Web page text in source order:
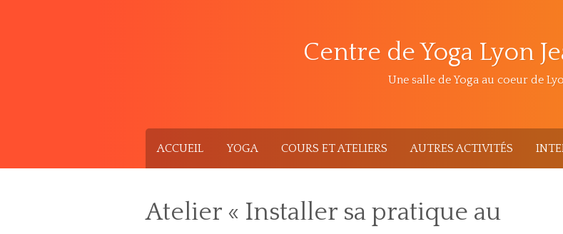
Centre de Yoga Lyon
Une salle de Yoga au coeur de
ACCUEIL YOGA COURS ET ATELIERS AUTRES ACTIVITÉS
Atelier « Installer sa pratique au